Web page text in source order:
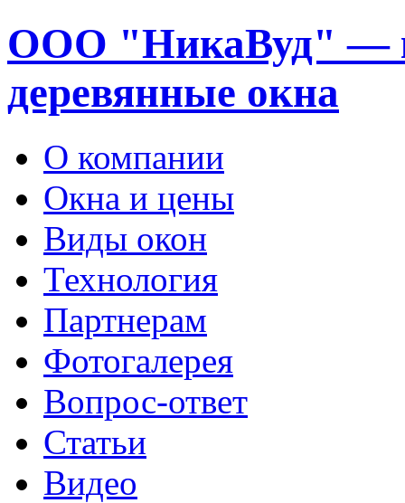
ООО "НикаВуд" —
деревянные окна
О компании
Окна и цены
Виды окон
Технология
Партнерам
Фотогалерея
Вопрос-ответ
Статьи
Видео